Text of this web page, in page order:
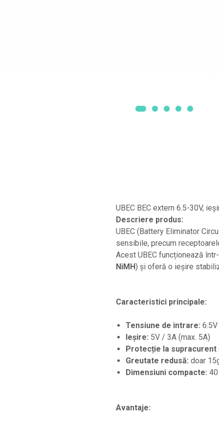
UBEC BEC extern 6.5-30V,
Descriere produs:
UBEC (Battery Eliminator
sensibile, precum
Acest UBEC funcționează
NiMH) și oferă o ieșire
Caracteristici principale:
Tensiune de intrare:
Ieșire: 5V / 3A (max. 5A)
Protecție la supracurent
Greutate redusă: doar
Dimensiuni compacte:
Avantaje: